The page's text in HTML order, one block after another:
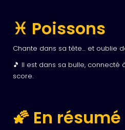
♓ Poissons
Chante dans sa tête… et oublie
🎵 Il est dans sa bulle, connecté
score.
🌠 En résumé